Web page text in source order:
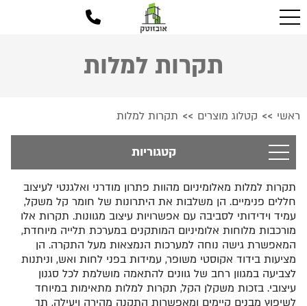
תקרות למלות
ראשי >> קטלוג מוצרים >> תקרות למלות
קטגוריות
תקרות למלות מאלומיניום מהוות פתרון מודרני ואלגנטי לעיצוב
חללים פנימיים. הן משלבות את היתרונות של חומר קל משקל,
עמיד וידידותי לסביבה עם אפשרויות עיצוב מגוונות. תקרות אלו
מורכבות מלוחות אלומיניום המותקנים במערכת תלייה מיוחדת,
המאפשרת גישה נוחה למערכות הנמצאות מעל התקרה. הן
מציעות בידוד אקוסטי משופר, עמידות בפני לחות ואש, וניתנות
לצביעה במגוון רחב של גוונים להתאמה מושלמת לכל סגנון
עיצובי. בזכות משקלן הקל, תקרות למלות מתאימות במיוחד
לשיפוץ מבנים קיימים ומאפשרות התקנה מהירה ויעילה, תך